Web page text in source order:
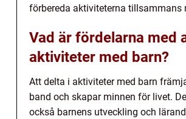
förbereda aktiviteterna tillsammans
Vad är fördelarna med
aktiviteter med barn?
Att delta i aktiviteter med barn
band och skapar minnen för livet.
också barnens utveckling och